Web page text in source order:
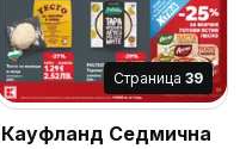
Cтраница 39
Кауфланд Седмична